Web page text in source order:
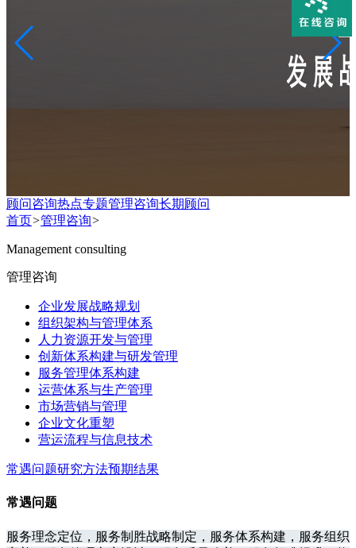
顾问咨询热点专题管理咨询长期顾问
首页>管理咨询>
Management consulting
管理咨询
企业发展战略规划
组织架构与管理体系
人力资源开发与管理
创新体系构建与研发管理
服务管理体系构建
运营体系与生产管理
市场营销与管理
企业文化重塑
营运流程与信息技术
常遇问题研究方法预期结果
常遇问题
服务理念定位，服务制胜战略制定，服务体系构建，服务组织